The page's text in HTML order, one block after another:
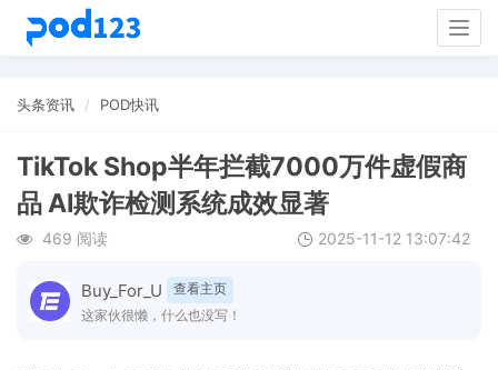
头条资讯 POD快讯
TikTok Shop半年拦截7000万件虚假商
品 AI欺诈检测系统成效显著
469 阅读 2025-11-12 13:07:42
Buy_For_U
查看主页
这家伙很懒，什么也没写！